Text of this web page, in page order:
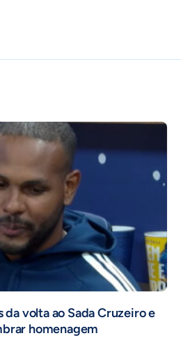
volta ao Sada Cruzeiro e
homenagem